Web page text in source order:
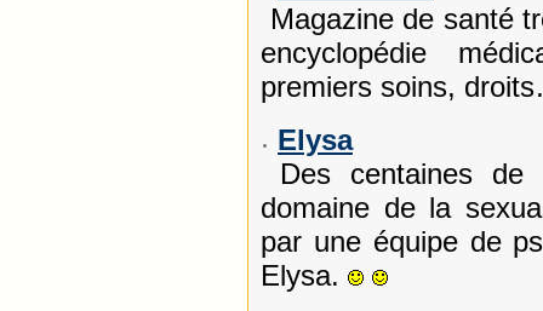
Magazine de santé
encyclopédie
premiers soins,
Elysa
Des centaines de
domaine de la
par une équipe de
Elysa.